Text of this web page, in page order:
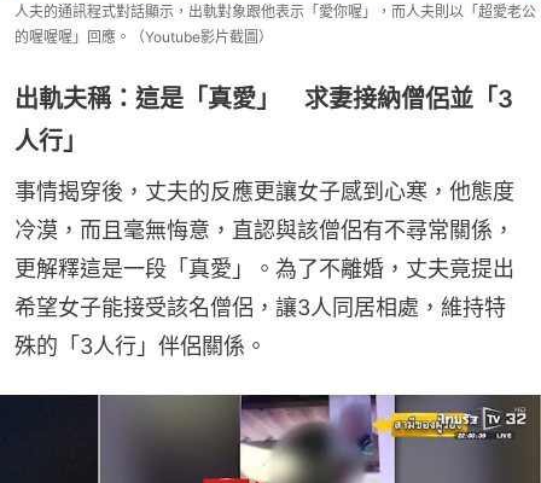
人夫的通訊程式對話顯示，出軌對象跟他表示「愛你喔」，而人夫則以「超愛老公
的喔喔喔」回應。（Youtube影片截圖）
出軌夫稱：這是「真愛」 求妻接納僧侶並「3
人行」
事情揭穿後，丈夫的反應更讓女子感到心寒，他態度
冷漠，而且毫無悔意，直認與該僧侶有不尋常關係，
更解釋這是一段「真愛」。為了不離婚，丈夫竟提出
希望女子能接受該名僧侶，讓3人同居相處，維持特
殊的「3人行」伴侶關係。